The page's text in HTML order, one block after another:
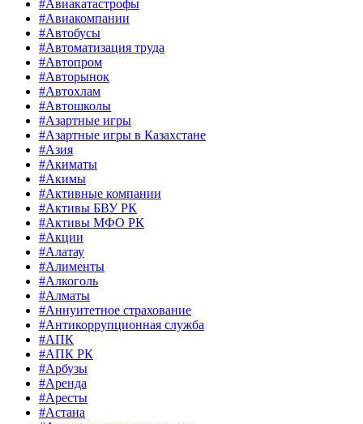
#Авиакатастрофы
#Авиакомпании
#Автобусы
#Автоматизация труда
#Автопром
#Авторынок
#Автохлам
#Автошколы
#Азартные игры
#Азартные игры в Казахстане
#Азия
#Акиматы
#Акимы
#Активные компании
#Активы БВУ РК
#Активы МФО РК
#Акции
#Алатау
#Алименты
#Алкоголь
#Алматы
#Аннуитетное страхование
#Антикоррупционная служба
#АПК
#АПК РК
#Арбузы
#Аренда
#Аресты
#Астана